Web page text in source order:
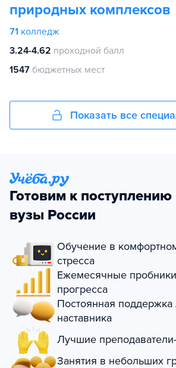
природных комплексов
71 колледж
3.24-4.62 проходной балл
1547 бюджетных мест
Показать все
Готовим к
вузы России
Обучение в
стресса
Ежемесячные
прогресса
Постоянная поддержка
наставника
Лучшие
Занятия в небольших